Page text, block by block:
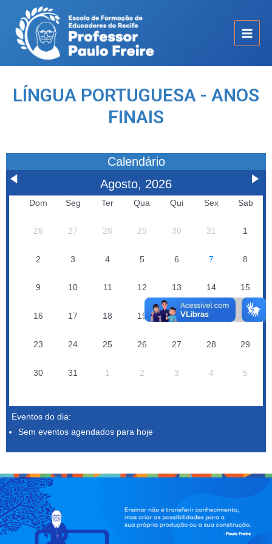
LÍNGUA PORTUGUESA - ANOS
FINAIS
Calendário
Agosto, 2026
Dom Seg Ter Qua Qui Sex Sab
26 27 28 29 30 31 1
2 3 4 5 6 7 8
9 10 11 12 13 14 15
16 17 18 19 20 21 22
23 24 25 26 27 28 29
30 31 1 2 3 4 5
Eventos do dia:
Sem eventos agendados para hoje